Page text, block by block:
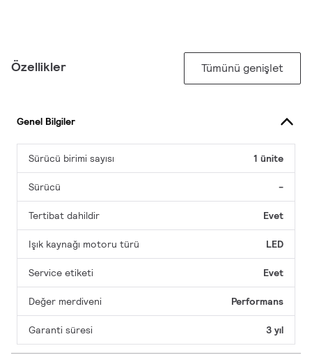
Özellikler Tümünü genişlet
Genel Bilgiler
Sürücü birimi sayısı 1 ünite
Sürücü -
Tertibat dahildir Evet
Işık kaynağı motoru türü LED
Service etiketi Evet
Değer merdiveni Performans
Garanti süresi 3 yıl